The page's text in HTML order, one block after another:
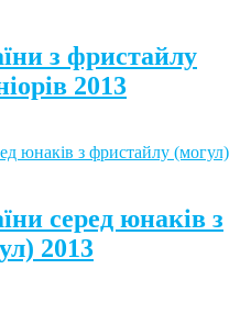
з фристайлу
2013
серед юнаків з
2013